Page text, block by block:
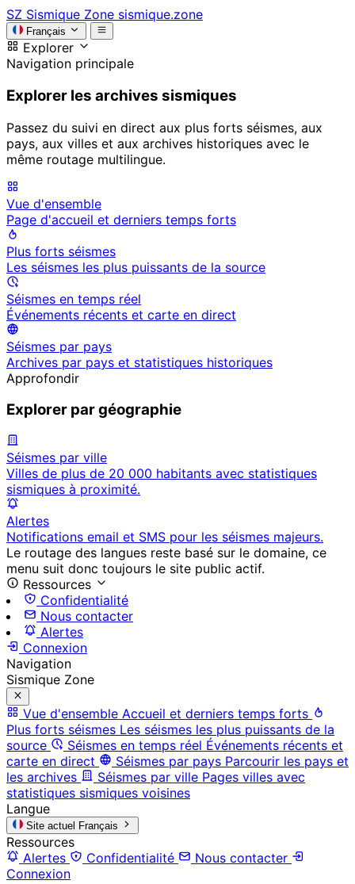
SZ Sismique Zone sismique.zone
Français
Explorer
Navigation principale
Explorer les archives sismiques
Passez du suivi en direct aux plus forts séismes, aux
pays, aux villes et aux archives historiques avec le
même routage multilingue.
Vue d'ensemble
Page d'accueil et derniers temps forts
Plus forts séismes
Les séismes les plus puissants de la source
Séismes en temps réel
Événements récents et carte en direct
Séismes par pays
Archives par pays et statistiques historiques
Approfondir
Explorer par géographie
Séismes par ville
Villes de plus de 20 000 habitants avec statistiques
sismiques à proximité.
Alertes
Notifications email et SMS pour les séismes majeurs.
Le routage des langues reste basé sur le domaine, ce
menu suit donc toujours le site public actif.
Ressources
Confidentialité
Nous contacter
Alertes
Connexion
Navigation
Sismique Zone
Vue d'ensemble Accueil et derniers temps forts
Plus forts séismes Les séismes les plus puissants de la
source
Séismes en temps réel Événements récents et
carte en direct
Séismes par pays Parcourir les pays et
les archives
Séismes par ville Pages villes avec
statistiques sismiques voisines
Langue
Site actuel Français
Ressources
Alertes
Confidentialité
Nous contacter
Connexion